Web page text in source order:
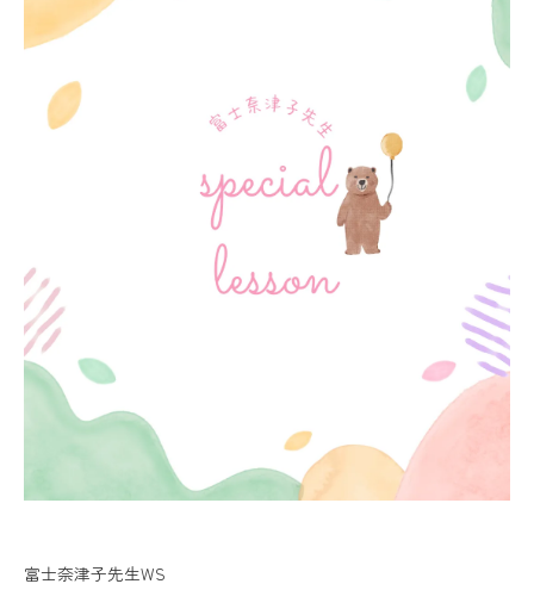
富士奈津子先生WS